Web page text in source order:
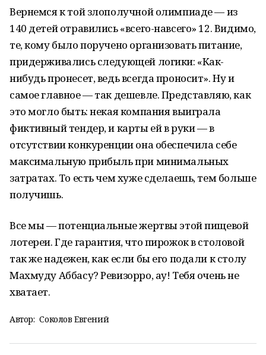
Вернемся к той злополучной олимпиаде — из
140 детей отравились «всего-навсего» 12. Видимо,
те, кому было поручено организовать питание,
придерживались следующей логики: «Как-
нибудь пронесет, ведь всегда проносит». Ну и
самое главное — так дешевле. Представляю, как
это могло быть: некая компания выиграла
фиктивный тендер, и карты ей в руки — в
отсутствии конкуренции она обеспечила себе
максимальную прибыль при минимальных
затратах. То есть чем хуже сделаешь, тем больше
получишь.
Все мы — потенциальные жертвы этой пищевой
лотереи. Где гарантия, что пирожок в столовой
так же надежен, как если бы его подали к столу
Махмуду Аббасу? Ревизорро, ау! Тебя очень не
хватает.
Автор: Соколов Евгений